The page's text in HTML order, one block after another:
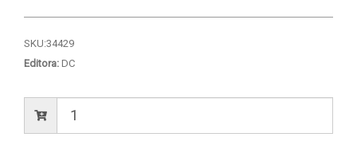
SKU:34429
Editora: DC